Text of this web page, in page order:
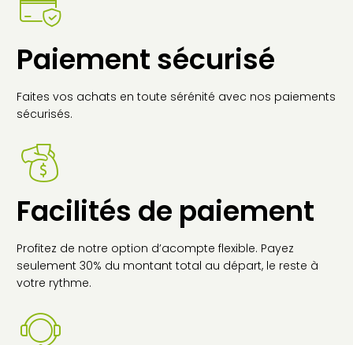
Paiement sécurisé
Faites vos achats en toute sérénité avec nos paiements
sécurisés.
Facilités de paiement
Profitez de notre option d’acompte flexible. Payez
seulement 30% du montant total au départ, le reste à
votre rythme.